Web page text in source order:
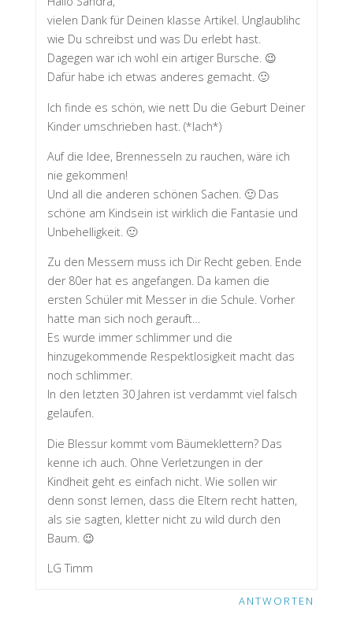
vielen Dank für Deinen klasse Artikel. Unglaublihc
wie Du schreibst und was Du erlebt hast.
Dagegen war ich wohl ein artiger Bursche. 😉
Dafür habe ich etwas anderes gemacht. 🙂
Ich finde es schön, wie nett Du die Geburt Deiner
Kinder umschrieben hast. (*lach*)
Auf die Idee, Brennesseln zu rauchen, wäre ich
nie gekommen!
Und all die anderen schönen Sachen. 🙂 Das
schöne am Kindsein ist wirklich die Fantasie und
Unbehelligkeit. 🙂
Zu den Messern muss ich Dir Recht geben. Ende
der 80er hat es angefangen. Da kamen die
ersten Schüler mit Messer in die Schule. Vorher
hatte man sich noch gerauft…
Es wurde immer schlimmer und die
hinzugekommende Respektlosigkeit macht das
noch schlimmer.
In den letzten 30 Jahren ist verdammt viel falsch
gelaufen.
Die Blessur kommt vom Bäumeklettern? Das
kenne ich auch. Ohne Verletzungen in der
Kindheit geht es einfach nicht. Wie sollen wir
denn sonst lernen, dass die Eltern recht hatten,
als sie sagten, kletter nicht zu wild durch den
Baum. 😉
LG Timm
ANTWORTEN